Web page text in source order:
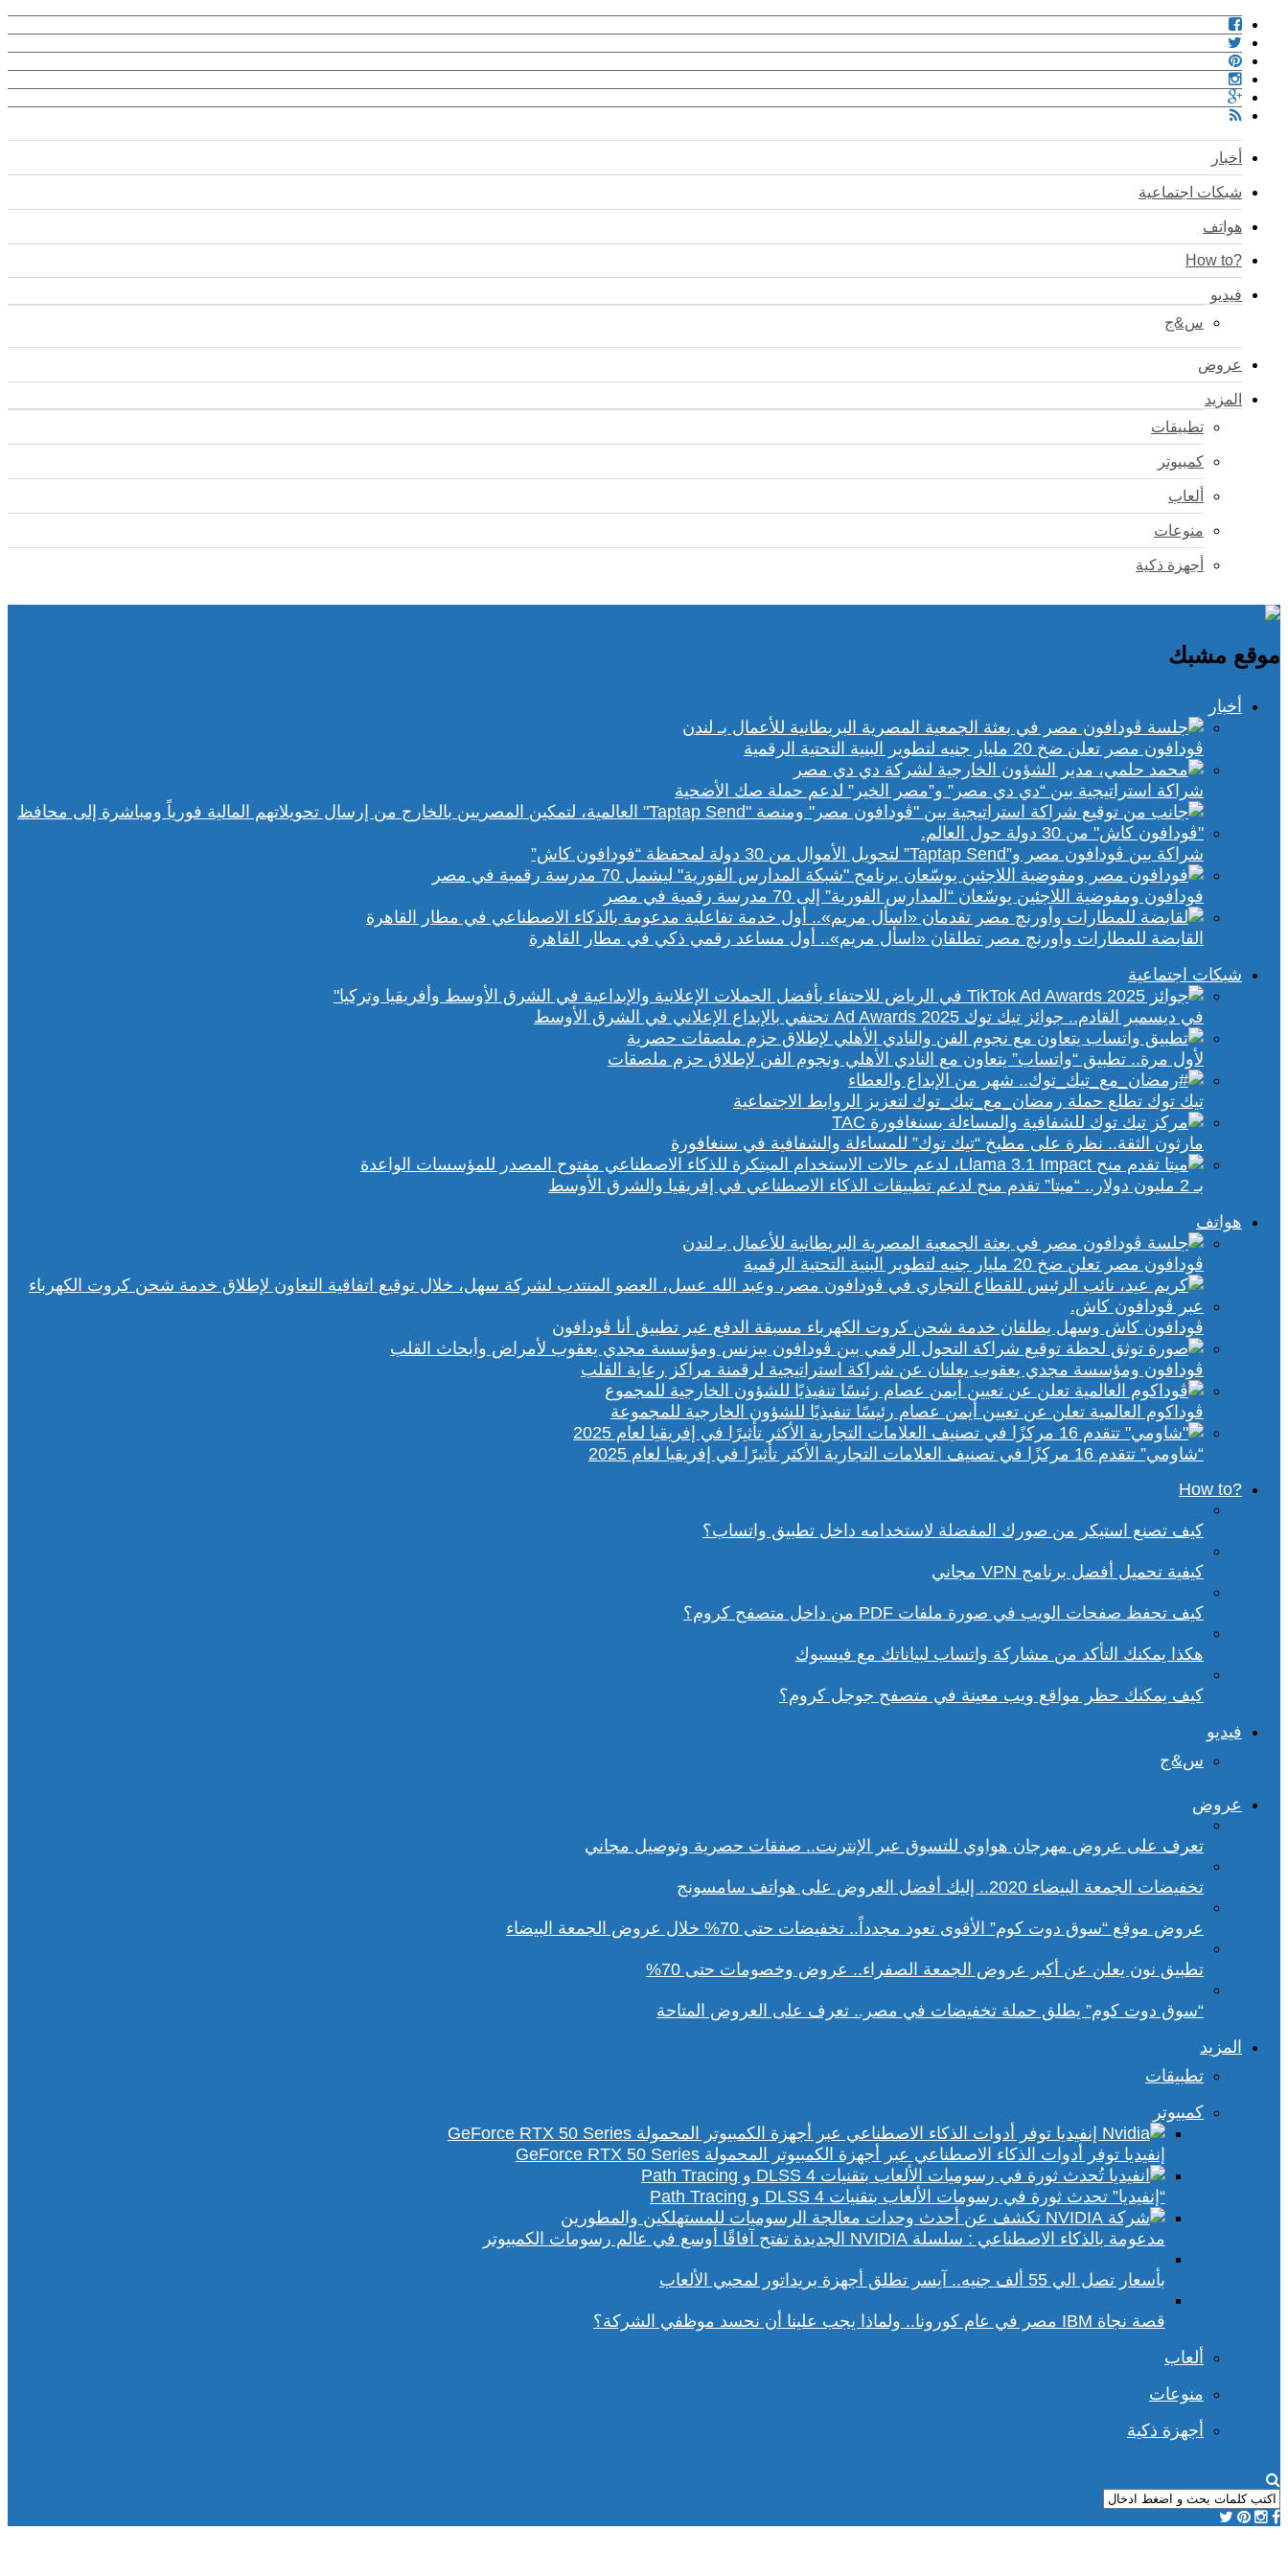
أخبار
شبكات اجتماعية
هواتف
?How to
فيديو
س&ج
عروض
المزيد
تطبيقات
كمبيوتر
ألعاب
منوعات
أجهزة ذكية
موقع مشبك
أخبار
ڤودافون مصر تعلن ضخ 20 مليار جنيه لتطوير البنية التحتية الرقمية
شراكة استراتيجية بين “دي دي مصر” و”مصر الخير” لدعم حملة صك الأضحية
شراكة بين ڤودافون مصر و”Taptap Send” لتحويل الأموال من 30 دولة لمحفظة “فودافون كاش”
فودافون ومفوضية اللاجئين يوسّعان “المدارس الفورية” إلى 70 مدرسة رقمية في مصر
القابضة للمطارات وأورنچ مصر تطلقان «اسأل مريم».. أول مساعد رقمي ذكي في مطار القاهرة
شبكات اجتماعية
في ديسمبر القادم.. جوائز تيك توك Ad Awards 2025 تحتفي بالإبداع الإعلاني في الشرق الأوسط
لأول مرة.. تطبيق “واتساب” يتعاون مع النادي الأهلي ونجوم الفن لإطلاق حزم ملصقات
تيك توك تطلع حملة رمضان_مع_تيك_توك لتعزيز الروابط الاجتماعية
مارثون الثقة.. نظرة على مطبخ “تيك توك” للمساءلة والشفافية في سنغافورة
بـ 2 مليون دولار.. “ميتا” تقدم منح لدعم تطبيقات الذكاء الاصطناعي في إفريقيا والشرق الأوسط
هواتف
ڤودافون مصر تعلن ضخ 20 مليار جنيه لتطوير البنية التحتية الرقمية
ڤودافون كاش وسهل يطلقان خدمة شحن كروت الكهرباء مسبقة الدفع عبر تطبيق أنا ڤودافون
ڤودافون ومؤسسة مجدي يعقوب يعلنان عن شراكة استراتيجية لرقمنة مراكز رعاية القلب
ڤوداكوم العالمية تعلن عن تعيين أيمن عصام رئيسًا تنفيذيًا للشؤون الخارجية للمجموعة
“شاومي” تتقدم 16 مركزًا في تصنيف العلامات التجارية الأكثر تأثيرًا في إفريقيا لعام 2025
?How to
كيف تصنع استيكر من صورك المفضلة لاستخدامه داخل تطبيق واتساب؟
كيفية تحميل أفضل برنامج VPN مجاني
كيف تحفظ صفحات الويب في صورة ملفات PDF من داخل متصفح كروم؟
هكذا يمكنك التأكد من مشاركة واتساب لبياناتك مع فيسبوك
كيف يمكنك حظر مواقع ويب معينة في متصفح جوجل كروم؟
فيديو
س&ج
عروض
تعرف على عروض مهرجان هواوي للتسوق عبر الإنترنت.. صفقات حصرية وتوصيل مجاني
تخفيضات الجمعة البيضاء 2020.. إليك أفضل العروض على هواتف سامسونج
عروض موقع “سوق دوت كوم” الأقوى تعود مجدداً.. تخفيضات حتى 70% خلال عروض الجمعة البيضاء
تطبيق نون يعلن عن أكبر عروض الجمعة الصفراء.. عروض وخصومات حتى 70%
“سوق دوت كوم” يطلق حملة تخفيضات في مصر.. تعرف على العروض المتاحة
المزيد
تطبيقات
كمبيوتر
إنفيديا توفر أدوات الذكاء الاصطناعي عبر أجهزة الكمبيوتر المحمولة GeForce RTX 50 Series
“إنفيديا” تحدث ثورة في رسومات الألعاب بتقنيات DLSS 4 و Path Tracing
مدعومة بالذكاء الاصطناعي : سلسلة NVIDIA الجديدة تفتح آفاقًا أوسع في عالم رسومات الكمبيوتر
بأسعار تصل الي 55 ألف جنيه.. آيسر تطلق أجهزة بريداتور لمحبي الألعاب
قصة نجاة IBM مصر في عام كورونا.. ولماذا يجب علينا أن نحسد موظفي الشركة؟
ألعاب
منوعات
أجهزة ذكية